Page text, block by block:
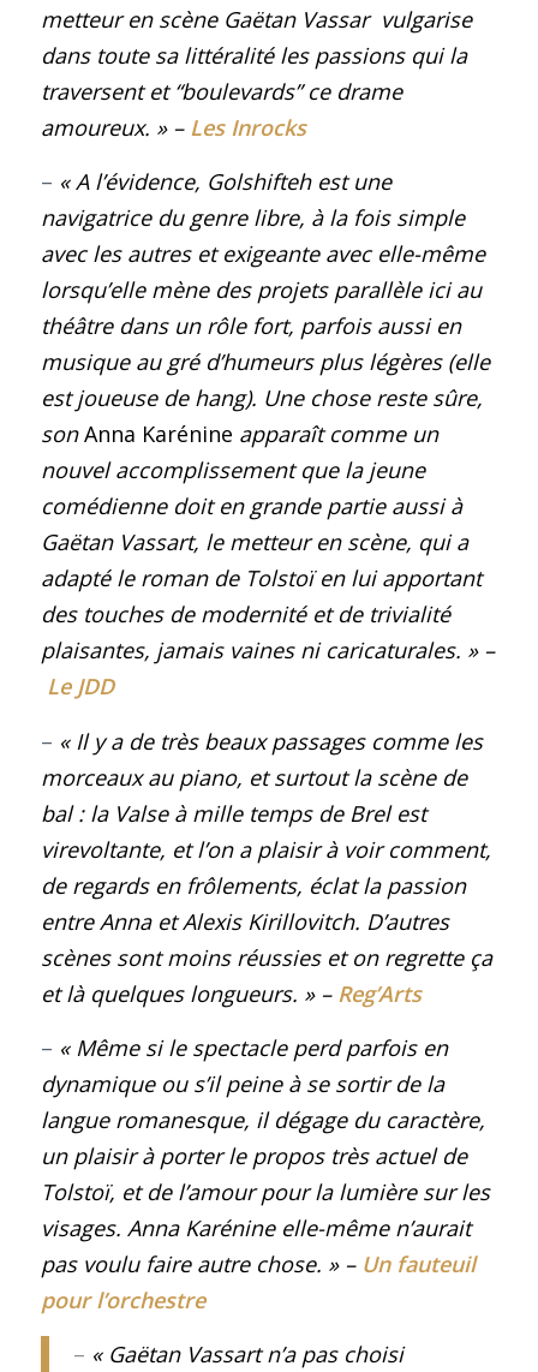
metteur en scène Gaëtan Vassar vulgarise
dans toute sa littéralité les passions qui la
traversent et “boulevards” ce drame
amoureux. » – Les Inrocks
– « A l’évidence, Golshifteh est une
navigatrice du genre libre, à la fois simple
avec les autres et exigeante avec elle-même
lorsqu’elle mène des projets parallèle ici au
théâtre dans un rôle fort, parfois aussi en
musique au gré d’humeurs plus légères (elle
est joueuse de hang). Une chose reste sûre,
sonAnna Karénine apparaît comme un
nouvel accomplissement que la jeune
comédienne doit en grande partie aussi à
Gaëtan Vassart, le metteur en scène, qui a
adapté le roman de Tolstoï en lui apportant
des touches de modernité et de trivialité
plaisantes, jamais vaines ni caricaturales. » –
Le JDD
– « Il y a de très beaux passages comme les
morceaux au piano, et surtout la scène de
bal : la Valse à mille tempsde Brel est
virevoltante, et l’on a plaisir à voir comment,
de regards en frôlements, éclat la passion
entre Anna et Alexis Kirillovitch. D’autres
scènes sont moins réussies et on regrette ça
et là quelques longueurs. » – Reg’Arts
– « Même si le spectacle perd parfois en
dynamique ou s’il peine à se sortir de la
langue romanesque, il dégage du caractère,
un plaisir à porter le propos très actuel de
Tolstoï, et de l’amour pour la lumière sur les
visages. Anna Karénine elle-même n’aurait
pas voulu faire autre chose. » – Un fauteuil
pour l’orchestre
– « Gaëtan Vassart n’a pas choisi